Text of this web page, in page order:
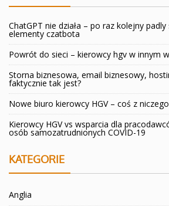
ChatGPT nie działa – po raz kolejny
elementy czatbota
Powrót do sieci – kierowcy hgv w innym
Storna biznesowa, email biznesowy,
faktycznie tak jest?
Nowe biuro kierowcy HGV – coś z
Kierowcy HGV vs wsparcia dla
osób samozatrudnionych COVID-19
KATEGORIE
Anglia